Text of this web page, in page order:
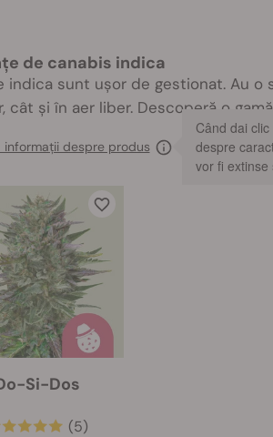
de canabis indica
indica sunt ușor de gestionat. Au
cât și în aer liber. Descoperă o
informații despre produs
Când dai
despre
vor fi extinse
Si-Dos
(5)